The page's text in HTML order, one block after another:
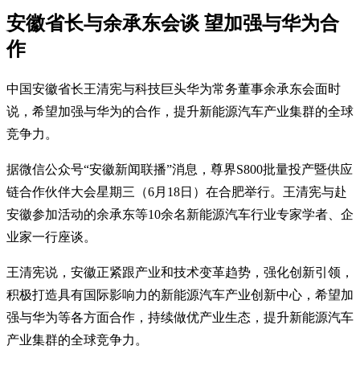
安徽省长与余承东会谈 望加强与华为合
作
中国安徽省长王清宪与科技巨头华为常务董事余承东会面时
说，希望加强与华为的合作，提升新能源汽车产业集群的全球
竞争力。
据微信公众号“安徽新闻联播”消息，尊界S800批量投产暨供应
链合作伙伴大会星期三（6月18日）在合肥举行。王清宪与赴
安徽参加活动的余承东等10余名新能源汽车行业专家学者、企
业家一行座谈。
王清宪说，安徽正紧跟产业和技术变革趋势，强化创新引领，
积极打造具有国际影响力的新能源汽车产业创新中心，希望加
强与华为等各方面合作，持续做优产业生态，提升新能源汽车
产业集群的全球竞争力。